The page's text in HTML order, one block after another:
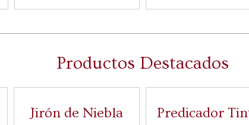
Productos Destacados
Jirón de Niebla
Predicador